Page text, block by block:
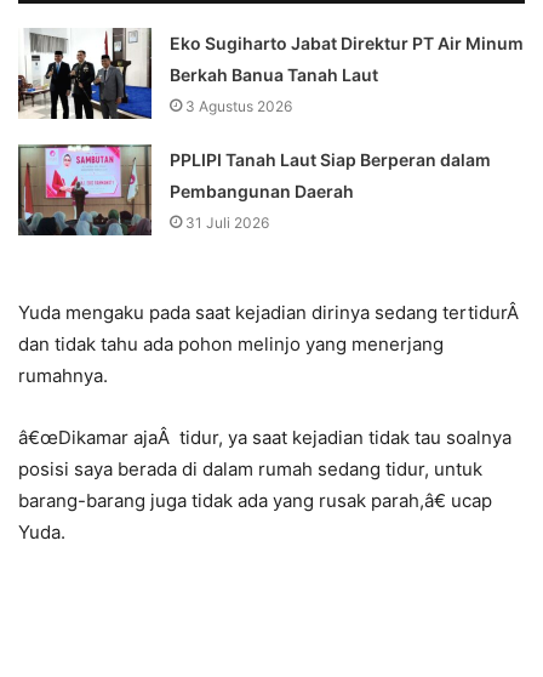
Eko Sugiharto Jabat Direktur PT Air Minum
Berkah Banua Tanah Laut
3 Agustus 2026
PPLIPI Tanah Laut Siap Berperan dalam
Pembangunan Daerah
31 Juli 2026
Yuda mengaku pada saat kejadian dirinya sedang tertidurÂ
dan tidak tahu ada pohon melinjo yang menerjang
rumahnya.
â€œDikamar ajaÂ tidur, ya saat kejadian tidak tau soalnya
posisi saya berada di dalam rumah sedang tidur, untuk
barang-barang juga tidak ada yang rusak parah,â€ ucap
Yuda.